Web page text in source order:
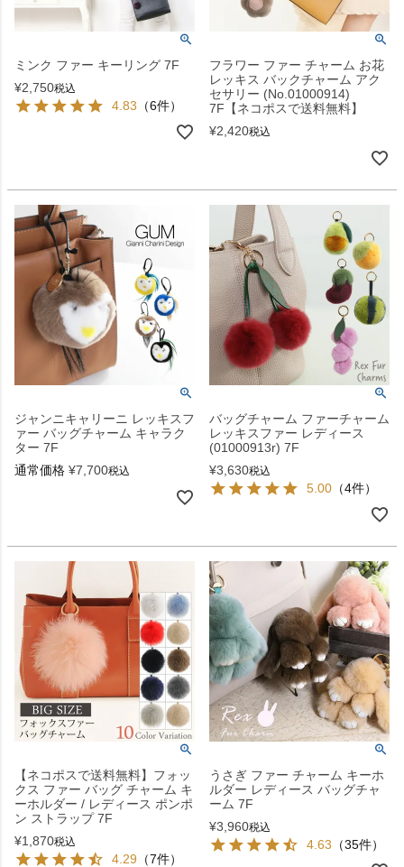
ミンク ファー キーリング 7F
¥2,750税込
4.83 （6件）
フラワー ファー チャーム お花
レッキス バックチャーム アク
セサリー (No.01000914)
7F【ネコポスで送料無料】
¥2,420税込
ジャンニキャリーニ レッキスフ
ァー バッグチャーム キャラク
ター 7F
通常価格 ¥7,700税込
バッグチャーム ファーチャーム
レッキスファー レディース
(01000913r) 7F
¥3,630税込
5.00 （4件）
【ネコポスで送料無料】フォッ
クス ファー バッグ チャーム キ
ーホルダー / レディース ポンポ
ン ストラップ 7F
¥1,870税込
4.29 （7件）
うさぎ ファー チャーム キーホ
ルダー レディース バッグチャ
ーム 7F
¥3,960税込
4.63 （35件）